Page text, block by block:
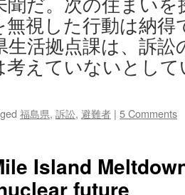
無視した行動は納
生活拠点課は、訴
考えていないとし
福島県, 訴訟, 避難者 | 5 Comments
Island
future